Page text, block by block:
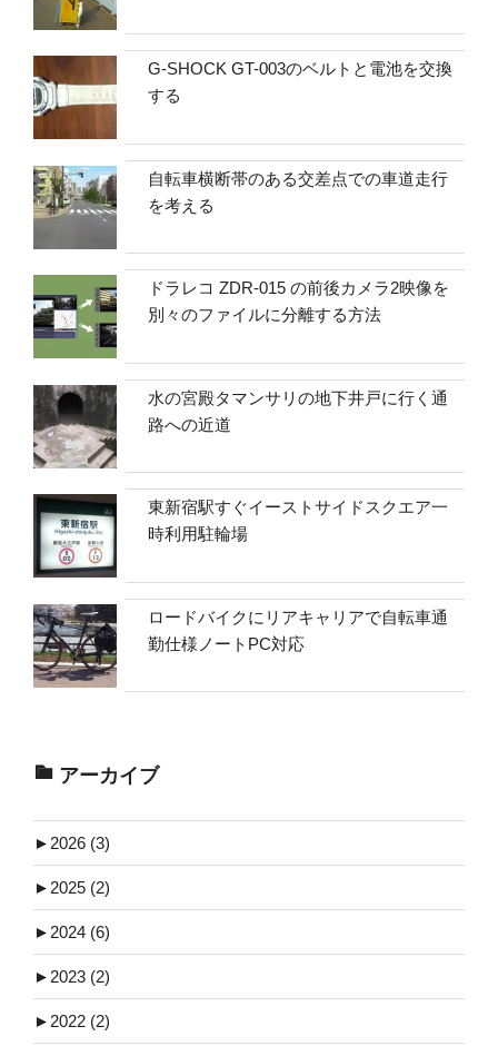
G-SHOCK GT-003のベルトと電池を交換
する
自転車横断帯のある交差点での車道走行
を考える
ドラレコ ZDR-015 の前後カメラ2映像を
別々のファイルに分離する方法
水の宮殿タマンサリの地下井戸に行く通
路への近道
東新宿駅すぐイーストサイドスクエア一
時利用駐輪場
ロードバイクにリアキャリアで自転車通
勤仕様ノートPC対応
アーカイブ
► 2026 (3)
► 2025 (2)
► 2024 (6)
► 2023 (2)
► 2022 (2)